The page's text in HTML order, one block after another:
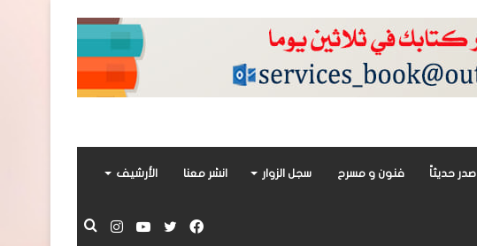
صدر حديثاً فنون و مسرح سجل الزوار انشر معنا الأرشيف
بحث
انستقراميوتيوبتويتر
فيسبوك